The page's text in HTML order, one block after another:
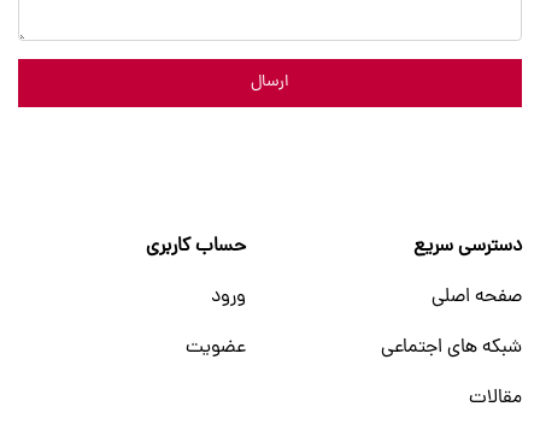
ارسال
دسترسی سریع
صفحه اصلی
شبکه های اجتماعی
مقالات
حساب کاربری
ورود
عضویت